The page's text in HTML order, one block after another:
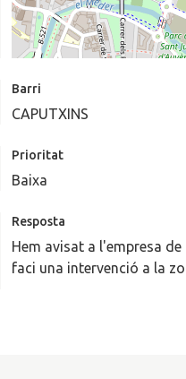
Barri
CAPUTXINS
Prioritat
Baixa
Resposta
Hem avisat a l'empresa
faci una intervenció a la